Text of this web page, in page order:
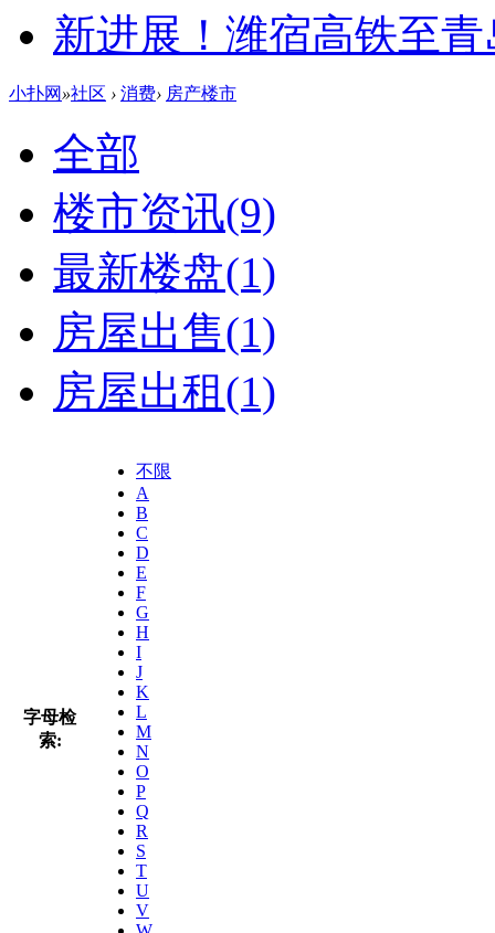
新进展！潍宿高铁至
小扑网 »社区 › 消费› 房产楼市
全部
楼市资讯(9)
最新楼盘(1)
房屋出售(1)
房屋出租(1)
字母检
索:
不限
A
B
C
D
E
F
G
H
I
J
K
L
M
N
O
P
Q
R
S
T
U
V